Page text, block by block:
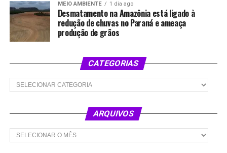
MEIO AMBIENTE 1 dia ago
Desmatamento na Amazônia está ligado à
redução de chuvas no Paraná e ameaça
produção de grãos
CATEGORIAS
Categorias
ARQUIVOS
Arquivos